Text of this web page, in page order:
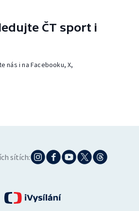
ČT sport i
nás i na Facebooku, X,
sítích: